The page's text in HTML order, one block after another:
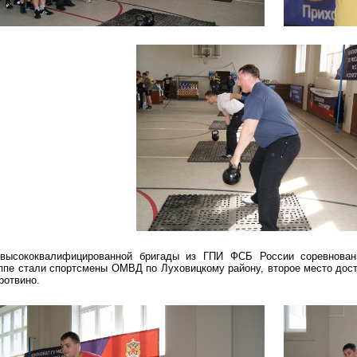
бригады из ГПИ ФСБ России
стали спортсмены ОМВД по Луховицкому району, второе место